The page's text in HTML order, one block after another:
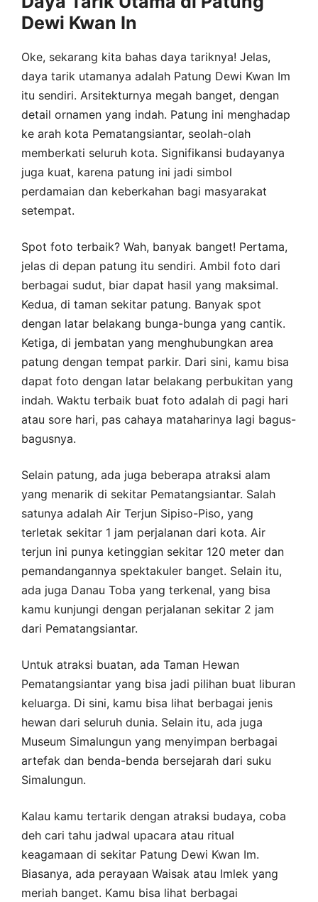
Dewi Kwan In
Oke, sekarang kita bahas daya tariknya! Jelas,
daya tarik utamanya adalah Patung Dewi Kwan Im
itu sendiri. Arsitekturnya megah banget, dengan
detail ornamen yang indah. Patung ini menghadap
ke arah kota Pematangsiantar, seolah-olah
memberkati seluruh kota. Signifikansi budayanya
juga kuat, karena patung ini jadi simbol
perdamaian dan keberkahan bagi masyarakat
setempat.
Spot foto terbaik? Wah, banyak banget! Pertama,
jelas di depan patung itu sendiri. Ambil foto dari
berbagai sudut, biar dapat hasil yang maksimal.
Kedua, di taman sekitar patung. Banyak spot
dengan latar belakang bunga-bunga yang cantik.
Ketiga, di jembatan yang menghubungkan area
patung dengan tempat parkir. Dari sini, kamu bisa
dapat foto dengan latar belakang perbukitan yang
indah. Waktu terbaik buat foto adalah di pagi hari
atau sore hari, pas cahaya mataharinya lagi bagus-
bagusnya.
Selain patung, ada juga beberapa atraksi alam
yang menarik di sekitar Pematangsiantar. Salah
satunya adalah Air Terjun Sipiso-Piso, yang
terletak sekitar 1 jam perjalanan dari kota. Air
terjun ini punya ketinggian sekitar 120 meter dan
pemandangannya spektakuler banget. Selain itu,
ada juga Danau Toba yang terkenal, yang bisa
kamu kunjungi dengan perjalanan sekitar 2 jam
dari Pematangsiantar.
Untuk atraksi buatan, ada Taman Hewan
Pematangsiantar yang bisa jadi pilihan buat liburan
keluarga. Di sini, kamu bisa lihat berbagai jenis
hewan dari seluruh dunia. Selain itu, ada juga
Museum Simalungun yang menyimpan berbagai
artefak dan benda-benda bersejarah dari suku
Simalungun.
Kalau kamu tertarik dengan atraksi budaya, coba
deh cari tahu jadwal upacara atau ritual
keagamaan di sekitar Patung Dewi Kwan Im.
Biasanya, ada perayaan Waisak atau Imlek yang
meriah banget. Kamu bisa lihat berbagai